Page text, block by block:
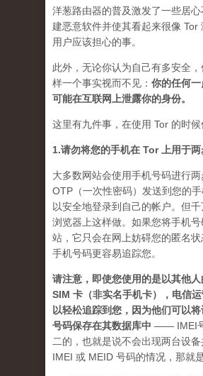
洋葱路由器的普及激发了一些居心
建恶意软件并使其看起来很像 Tor
用户应该担心的事。
此外，无论你认为自己有多安全
样一个事实视而不见： 你的任何
可能在互联网上泄露你的身份。
这里有九件事，在使用 Tor 的时候
1.请勿将您的手机在 Tor 上用于两
大多数网站会使用手机号码进行
OTP（一次性密码）发送到您的
以安全地登录到自己的帐户。但
浏览器上这样做。如果您将手机号
站，它只会在网上妨碍您的匿名状
手机号码更容易追踪您。
请注意，即使您使用的是以其他
SIM 卡（非实名手机卡），电信
以轻松追踪到您，因为他们可以
号码保存在其数据库中 —— IMEI
二的，也就是说不会出现两台设
IMEI 或 MEID 号码的情况，那就